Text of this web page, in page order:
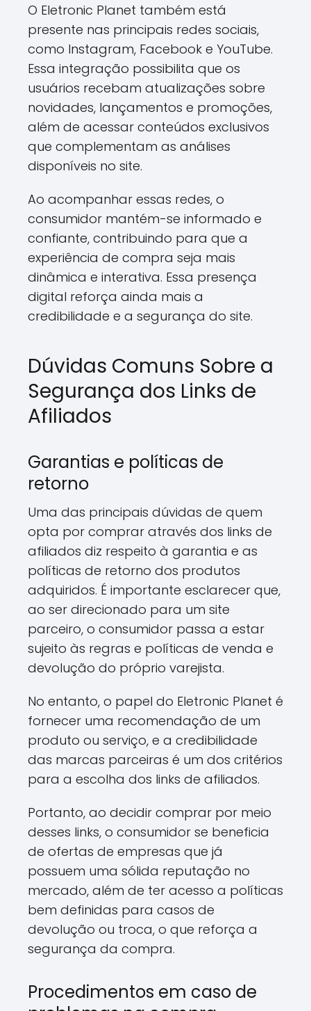
O Eletronic Planet também está
presente nas principais redes sociais,
como Instagram, Facebook e YouTube.
Essa integração possibilita que os
usuários recebam atualizações sobre
novidades, lançamentos e promoções,
além de acessar conteúdos exclusivos
que complementam as análises
disponíveis no site.
Ao acompanhar essas redes, o
consumidor mantém-se informado e
confiante, contribuindo para que a
experiência de compra seja mais
dinâmica e interativa. Essa presença
digital reforça ainda mais a
credibilidade e a segurança do site.
Dúvidas Comuns Sobre a
Segurança dos Links de
Afiliados
Garantias e políticas de
retorno
Uma das principais dúvidas de quem
opta por comprar através dos links de
afiliados diz respeito à garantia e as
políticas de retorno dos produtos
adquiridos. É importante esclarecer que,
ao ser direcionado para um site
parceiro, o consumidor passa a estar
sujeito às regras e políticas de venda e
devolução do próprio varejista.
No entanto, o papel do Eletronic Planet é
fornecer uma recomendação de um
produto ou serviço, e a credibilidade
das marcas parceiras é um dos critérios
para a escolha dos links de afiliados.
Portanto, ao decidir comprar por meio
desses links, o consumidor se beneficia
de ofertas de empresas que já
possuem uma sólida reputação no
mercado, além de ter acesso a políticas
bem definidas para casos de
devolução ou troca, o que reforça a
segurança da compra.
Procedimentos em caso de